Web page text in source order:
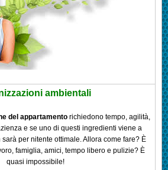
ambientali
del appartamento richiedono tempo, agilità,
e se uno di questi ingredienti viene a
per nitente ottimale. Allora come fare? È
famiglia, amici, tempo libero e pulizie? È
quasi impossibile!